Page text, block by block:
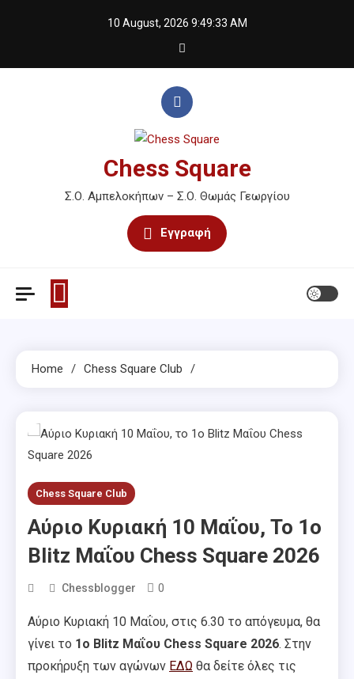
10 August, 2026 9:49:33 AM
Chess Square
Σ.Ο. Αμπελοκήπων – Σ.Ο. Θωμάς Γεωργίου
Εγγραφή
Home Chess Square Club
Chess Square Club
Αύριο Κυριακή 10 Μαΐου, Το 1ο
Blitz Μαΐου Chess Square 2026
Chessblogger 0
Αύριο Κυριακή 10 Μαΐου, στις 6.30 το απόγευμα, θα
γίνει το 1ο Blitz Μαΐου Chess Square 2026. Στην
προκήρυξη των αγώνων ΕΔΩ θα δείτε όλες τις